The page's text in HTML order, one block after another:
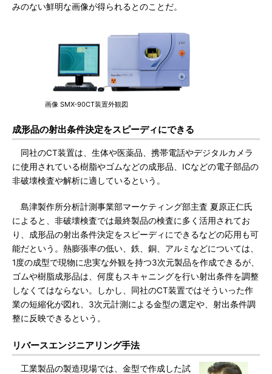
みのない鮮明な画像が得られるとのことだ。
画像 SMX-90CT装置外観図
成形品の射出条件決定をスピーディにできる
同社のCT装置は、生体や医薬品、携帯電話やデジタルカメラ
に使用されている樹脂やゴムなどの成形品、ICなどの電子部品の
非破壊検査や解析に適しているという。
島津製作所分析計測事業部マーケティング部主査 夏原正仁氏
によると、非破壊検査では最終製品の検査に多く活用されてお
り、成形品の射出条件決定をスピーディにできるなどの応用も可
能だという。熱膨張率の低い、鉄、銅、アルミなどについては、
1度の成型で現物に忠実な外観を持つ3次元製品を作成できるが、
ゴムや樹脂成形品は、何度もスキャニングを行い射出条件を調整
しなくてはならない。しかし、同社のCT装置ではそういった作
業の短縮化が図れ、3次元計測による金型の選定や、射出条件調
整に反映できるという。
リバースエンジニアリング手法
工業製品の製造現場では、金型で作成した試